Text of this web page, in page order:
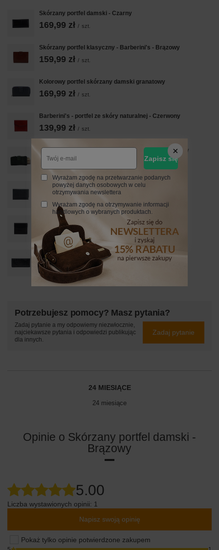
Skórzany portfel damski - Czarny
169,99 zł / szt.
Skórzany portfel klasyczny - Barberini's - Brązowy
159,99 zł / szt.
Kolorowy portfel skórzany damski granatowy
169,99 zł / szt.
Barberini's - portfel ze skóry naturalnej - Czerwony
139,99 zł / szt.
Ekskluzywny portfel z miękkiej skóry - Zielony ciemny
229,99 zł
Funkcjonalny portfel damski - Czarny
149,99 zł
Barberini's portfel ze skóry naturalnej - Czarny
139,99 zł / szt.
Ekskluzywny portfel damski lakierowany - Czarny
129,99 zł szt.
Potrzebujesz pomocy? Masz pytania?
Zadaj pytanie a my odpowiemy niezwłocznie,
najciekawsze pytania i odpowiedzi publikując
dla innych.
Zadaj pytanie
24 MIESIĄCE
24 miesiące
Opinie o Skórzany portfel damski -
Brązowy
5.00
Liczba wystawionych opinii: 1
Napisz swoją opinię
Pokaż tylko opinie potwierdzone zakupem
Zapisz się
Wyrażam zgodę na przetwarzanie podanych
powyżej danych osobowych w celu
otrzymywania newslettera
Wyrażam zgodę na otrzymywanie informacji
handlowych o wybranych produktach.